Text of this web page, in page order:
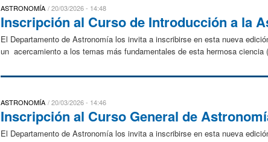
ASTRONOMÍA 20/03/2026 - 14:48
Inscripción al Curso de Introducción a la
El Departamento de Astronomía los invita a inscribirse en esta nueva
un acercamiento a los temas más fundamentales de esta hermosa ciencia
ASTRONOMÍA 20/03/2026 - 14:46
Inscripción al Curso General de
El Departamento de Astronomía los invita a inscribirse en esta nueva